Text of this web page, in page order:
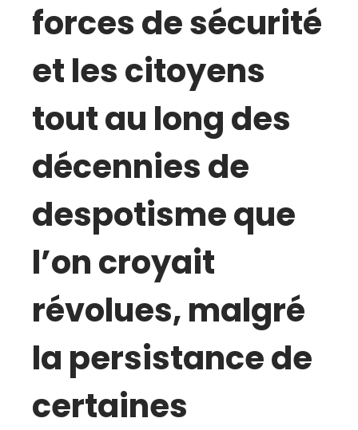
forces de sécurité
et les citoyens
tout au long des
décennies de
despotisme que
l’on croyait
révolues, malgré
la persistance de
certaines